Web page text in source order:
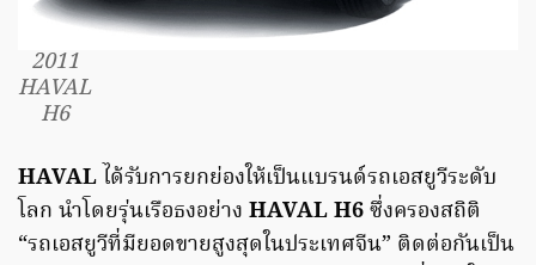
2011
HAVAL
H6
HAVAL ได้รับการยกย่องให้เป็นแบรนด์รถเอสยูวีระดับ
โลก นำโดยรุ่นเรือธงอย่าง HAVAL H6ซึ่งครองสถิติ
“รถเอสยูวีที่มียอดขายสูงสุดในประเทศจีน” ติดต่อกันเป็น